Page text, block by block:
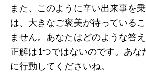
また、このように辛い出来事を
は、大きなご褒美が待っている
ません。あなたはどのような答
正解は1つではないのです。あな
に行動してくださいね。